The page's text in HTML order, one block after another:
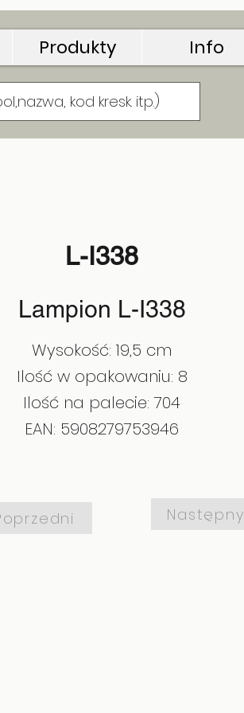
Produkty Info
L-I338
Lampion L-I338
Wysokość: 19,5 cm
Ilość w opakowaniu: 8
Ilość na palecie: 704
EAN: 5908279753946
Następny